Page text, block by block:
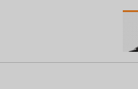
e da Publicidade